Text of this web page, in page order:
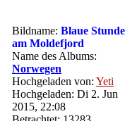
Bildname: Blaue Stunde
am Moldefjord
Name des Albums:
Norwegen
Hochgeladen von: Yeti
Hochgeladen: Di 2. Jun
2015, 22:08